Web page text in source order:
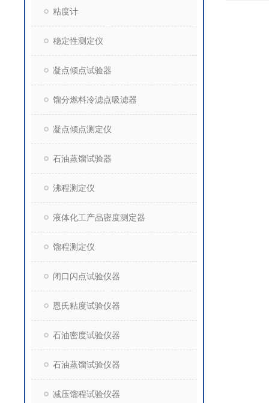
粘度计
稳定性测定仪
凝点倾点试验器
馏分燃料冷滤点吸滤器
凝点倾点测定仪
石油蒸馏试验器
沸程测定仪
液体化工产品密度测定器
馏程测定仪
闭口闪点试验仪器
恩氏粘度试验仪器
石油密度试验仪器
石油蒸馏试验仪器
减压馏程试验仪器